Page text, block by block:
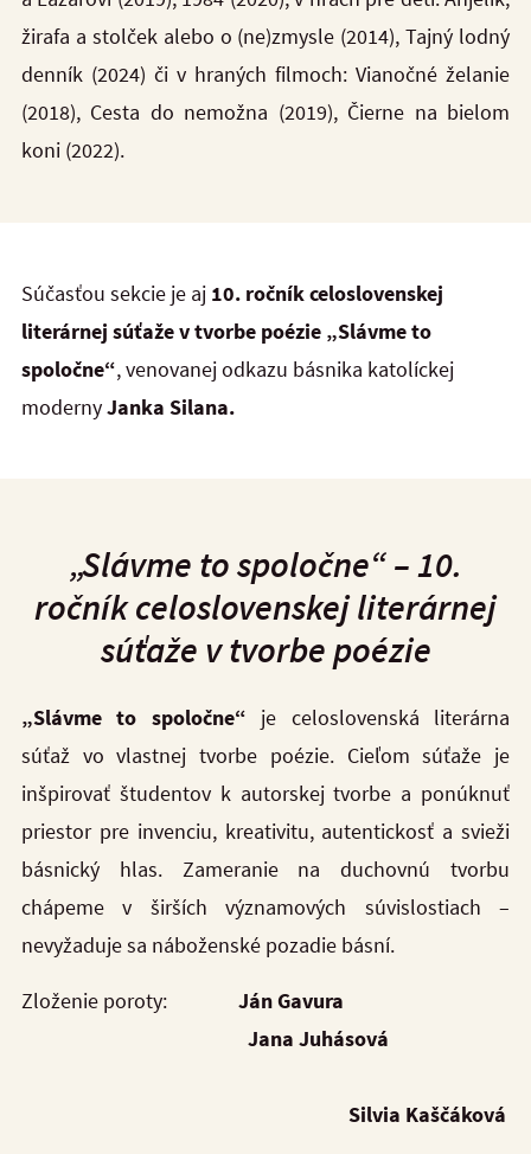
žirafa a stolček alebo o (ne)zmysle (2014), Tajný lodný
denník (2024) či v hraných filmoch: Vianočné želanie
(2018), Cesta do nemožna (2019), Čierne na bielom
koni (2022).
Súčasťou sekcie je aj 10. ročník celoslovenskej
literárnej súťaže v tvorbe poézie „Slávme to
spoločne“, venovanej odkazu básnika katolíckej
modernyJanka Silana.
„Slávme to spoločne“ – 10.
ročník celoslovenskej literárnej
súťaže v tvorbe poézie
„Slávme to spoločne“ je celoslovenská literárna
súťaž vo vlastnej tvorbe poézie. Cieľom súťaže je
inšpirovať študentov k autorskej tvorbe a ponúknuť
priestor pre invenciu, kreativitu, autentickosť a svieži
básnický hlas. Zameranie na duchovnú tvorbu
chápeme v širších významových súvislostiach –
nevyžaduje sa náboženské pozadie básní.
Zloženie poroty:
Ján Gavura
Jana Juhásová
Silvia Kaščáková